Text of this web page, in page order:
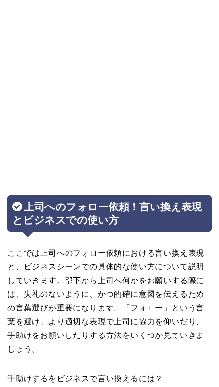
上司へのフォロー依頼！言い換え表現
とビジネスでの使い方
ここでは上司へのフォロー依頼における言い換え表現
と、ビジネスシーンでの具体的な使い方について説明
していきます。部下から上司へ何かをお願いする際に
は、失礼のないように、かつ的確に意図を伝えるため
の言葉選びが重要になります。「フォロー」という言
葉を避け、より適切な表現で上司に協力を仰いだり、
手助けをお願いしたりする方法をいくつか見ていきま
しょう。
手助けするをビジネスで言い換えるには？